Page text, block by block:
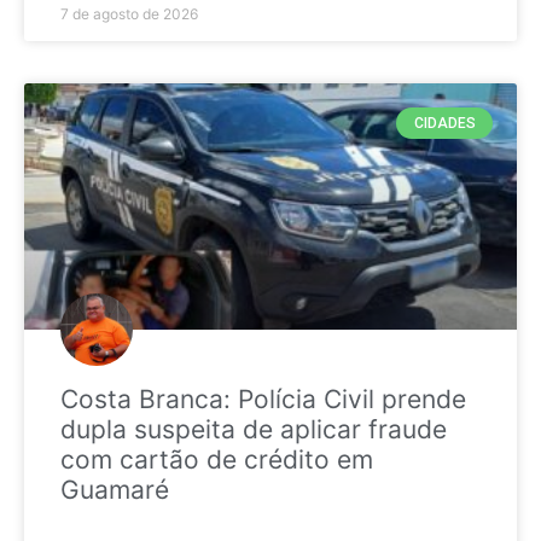
7 de agosto de 2026
CIDADES
Costa Branca: Polícia Civil prende
dupla suspeita de aplicar fraude
com cartão de crédito em
Guamaré